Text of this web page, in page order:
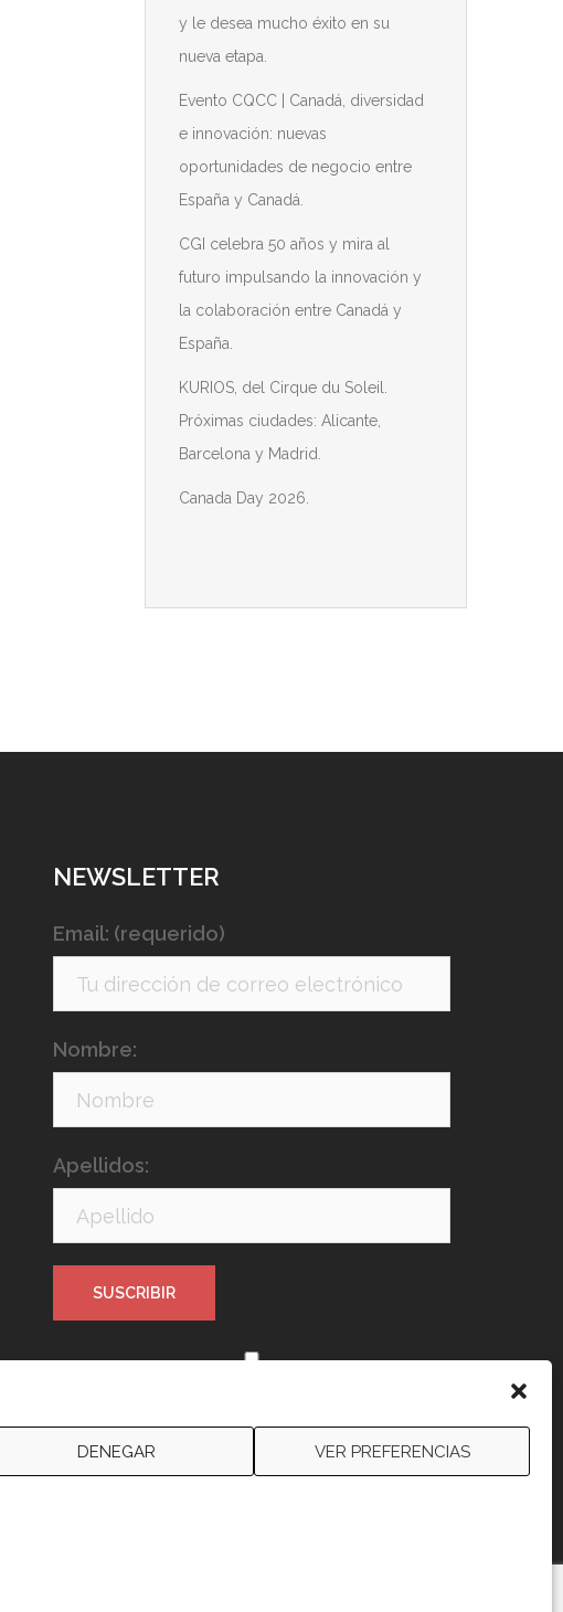
DENEGAR VER PREFERENCIAS
y le desea mucho éxito en su
nueva etapa.
Evento CQCC | Canadá, diversidad
e innovación: nuevas
oportunidades de negocio entre
España y Canadá.
CGI celebra 50 años y mira al
futuro impulsando la innovación y
la colaboración entre Canadá y
España.
KURIOS, del Cirque du Soleil.
Próximas ciudades: Alicante,
Barcelona y Madrid.
Canada Day 2026.
NEWSLETTER
Email: (requerido)
Nombre:
Apellidos:
condiciones